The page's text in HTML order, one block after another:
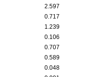
2.597
0.717
1.239
0.106
0.707
0.589
0.048